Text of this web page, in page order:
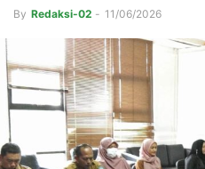
By Redaksi-02 - 11/06/2026